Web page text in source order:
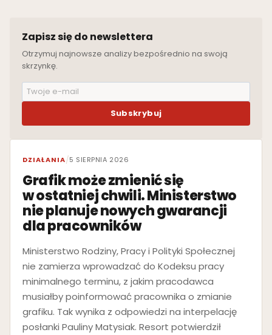
Zapisz się do newslettera
Otrzymuj najnowsze analizy bezpośrednio na swoją
skrzynkę.
Subskrybuj
WYRÓŻNIONE
DZIAŁANIA/5 SIERPNIA 2026
Grafik może zmienić się
w ostatniej chwili. Ministerstwo
nie planuje nowych gwarancji
dla pracowników
Ministerstwo Rodziny, Pracy i Polityki Społecznej
nie zamierza wprowadzać do Kodeksu pracy
minimalnego terminu, z jakim pracodawca
musiałby poinformować pracownika o zmianie
grafiku. Tak wynika z odpowiedzi na interpelację
posłanki Pauliny Matysiak. Resort potwierdził